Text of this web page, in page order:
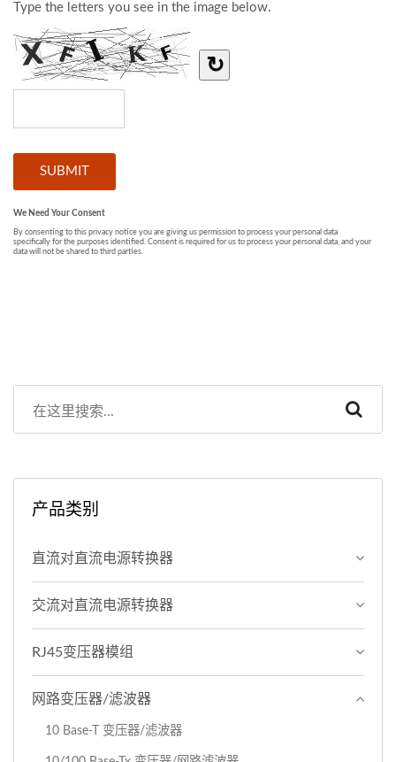
产品类别
直流对直流电源转换器
交流对直流电源转换器
RJ45变压器模组
网路变压器/滤波器
10 Base-T 变压器/滤波器